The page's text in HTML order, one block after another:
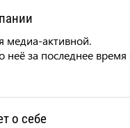
медиа-активной.
за последнее время
о себе